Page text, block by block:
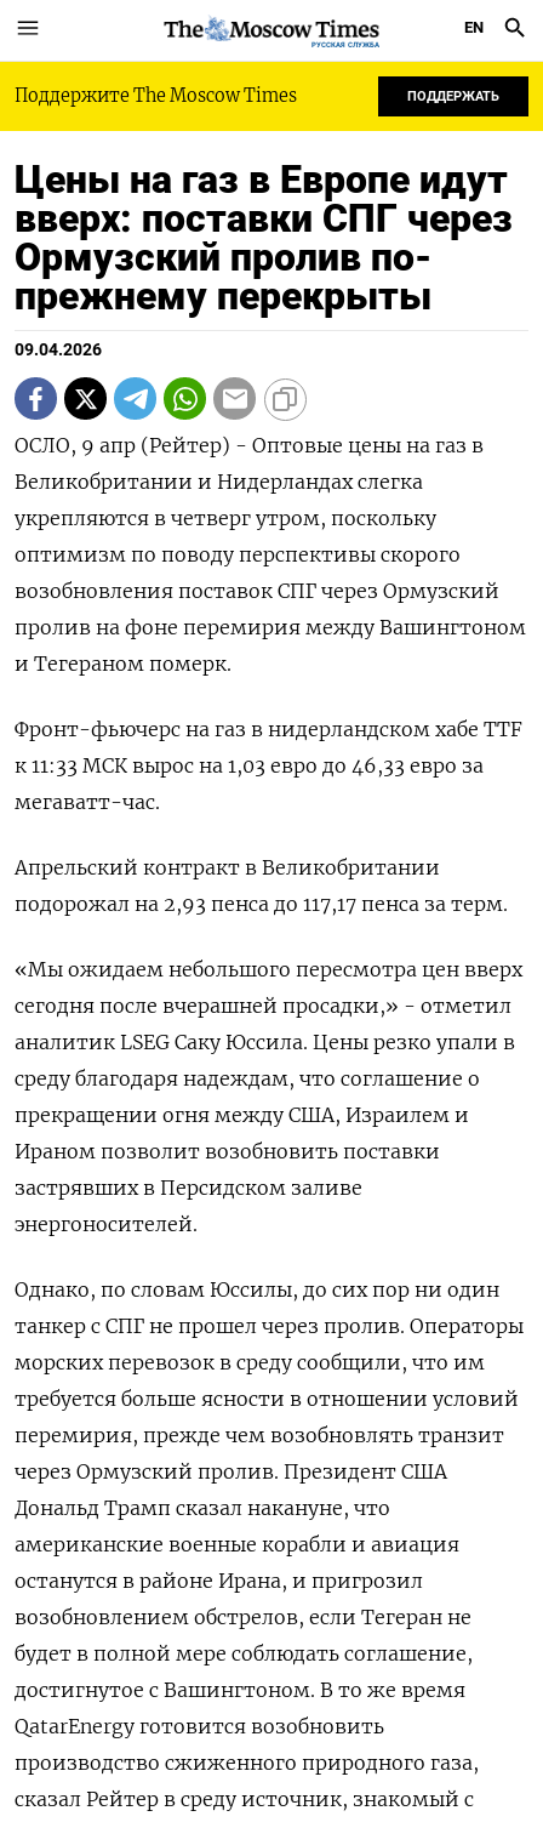
РУССКАЯ СЛУЖБА
EN
Поддержите The Moscow Times ПОДДЕРЖАТЬ
Цены на газ в Европе идут
вверх: поставки СПГ через
Ормузский пролив по-
прежнему перекрыты
09.04.2026
ОСЛО, 9 апр (Рейтер) - Оптовые цены на газ в
Великобритании и Нидерландах слегка
укрепляются в четверг утром, поскольку
оптимизм по поводу перспективы скорого
‌возобновления поставок СПГ через Ормузский
пролив на фоне перемирия между Вашингтоном
и Тегераном померк.
Фронт-фьючерс на газ в нидерландском хабе TTF
к 11:33 МСК ​вырос на 1,03 евро ​до 46,33 ​евро за
⁠мегаватт-час.
Апрельский контракт в Великобритании
подорожал на 2,93 пенса ‌до 117,17 пенса за ‌терм.
«Мы ожидаем небольшого пересмотра цен вверх
сегодня после вчерашней просадки,» - отметил
аналитик ​LSEG Саку Юссила. Цены резко упали в
среду ‌благодаря надеждам, что соглашение о
прекращении огня между США, Израилем ​и
Ираном позволит возобновить поставки
застрявших в Персидском заливе
энергоносителей.
Однако, по ‌словам Юссилы, до сих пор ни один
танкер с СПГ не прошел через пролив. Операторы
морских перевозок в ​среду сообщили, ​что им
требуется больше ‌ясности в отношении условий
перемирия, прежде чем возобновлять транзит
через ​Ормузский пролив. Президент США
Дональд Трамп сказал накануне, что
американские военные корабли и авиация
останутся в районе Ирана, и пригрозил
возобновлением обстрелов, если Тегеран не
будет в полной мере соблюдать соглашение,
достигнутое с Вашингтоном. В то же время
QatarEnergy готовится возобновить
производство сжиженного природного ​газа,
сказал Рейтер ⁠в среду источник, знакомый с